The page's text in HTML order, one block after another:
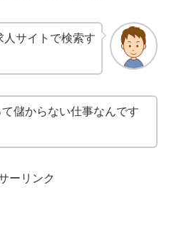
人サイトで検索す
儲からない仕事なんです
ーリンク